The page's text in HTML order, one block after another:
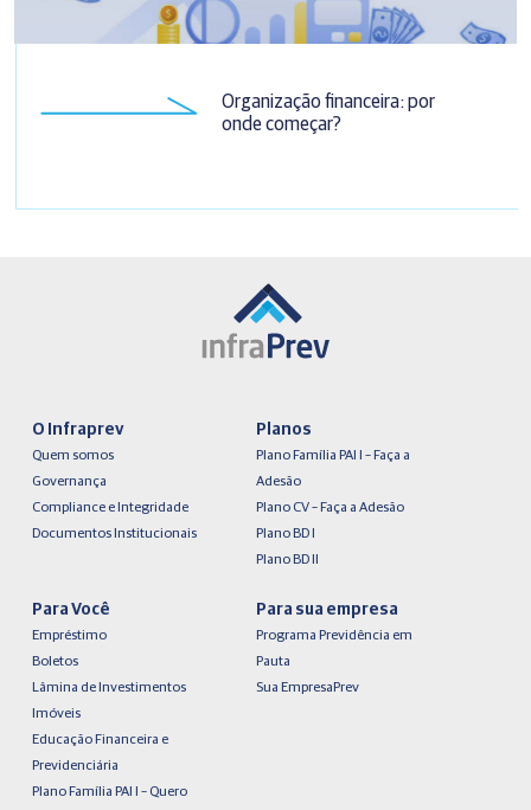
Organização financeira: por
onde começar?
O Infraprev
Quem somos
Governança
Compliance e Integridade
Documentos Institucionais
Planos
Plano Família PAI I – Faça a
Adesão
Plano CV – Faça a Adesão
Plano BD I
Plano BD II
Para Você
Empréstimo
Boletos
Lâmina de Investimentos
Imóveis
Educação Financeira e
Previdenciária
Plano Família PAI I – Quero
Para sua empresa
Programa Previdência em
Pauta
Sua EmpresaPrev